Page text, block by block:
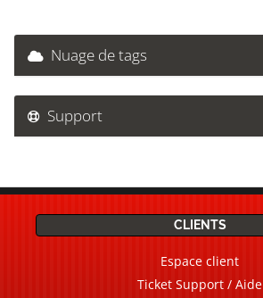
Nuage de tags
Support
CLIENTS
Espace client
Ticket Support / Aide